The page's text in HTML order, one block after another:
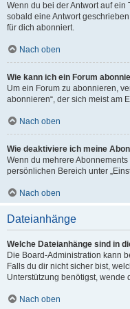
Wenn du bei der Antwort auf ein
sobald eine Antwort
für dich abonniert.
Nach oben
Wie kann ich ein Forum
Um ein Forum zu abonnieren,
abonnieren“, der sich meist am
Nach oben
Wie deaktiviere ich meine
Wenn du mehrere
persönlichen Bereich unter
Nach oben
Dateianhänge
Welche Dateianhänge sind in
Die Board-Administration kann
Falls du dir nicht sicher bist,
Unterstützung benötigst, wende
Nach oben